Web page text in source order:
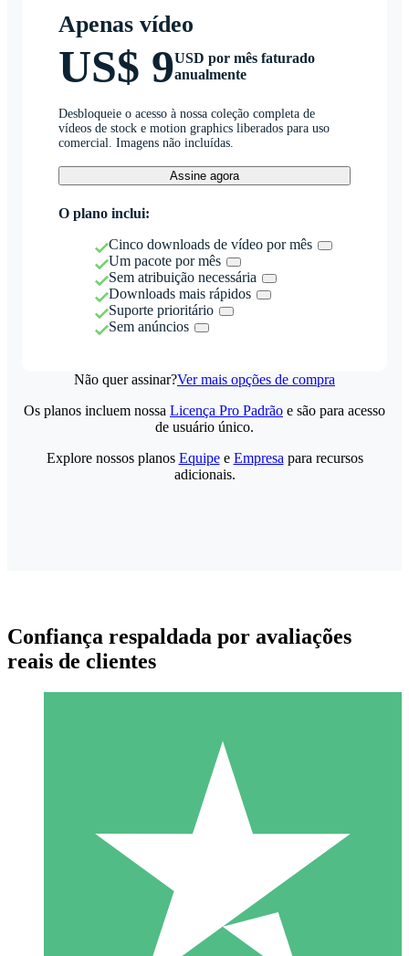
Apenas vídeo
US$ 9USD por mês faturado
anualmente
Desbloqueie o acesso à nossa coleção completa de
vídeos de stock e motion graphics liberados para uso
comercial. Imagens não incluídas.
Assine agora
O plano inclui:
Cinco downloads de vídeo por mês
Um pacote por mês
Sem atribuição necessária
Downloads mais rápidos
Suporte prioritário
Sem anúncios
Não quer assinar?Ver mais opções de compra
Pacotes de Créditos Individuais
Pague conforme o uso com créditos de download. Sem
1000
Os planos incluem nossa Licença Pro Padrão e são para acesso
de usuário único.
Explore nossos planos Equipee Empresa para recursos
adicionais.
Confiança respaldada por avaliações
reais de clientes